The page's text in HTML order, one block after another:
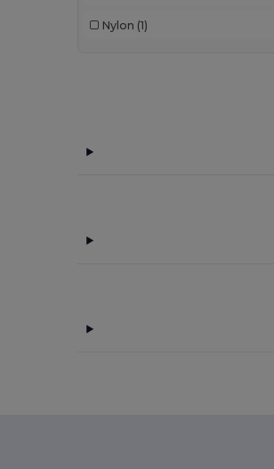
Nylon (1)